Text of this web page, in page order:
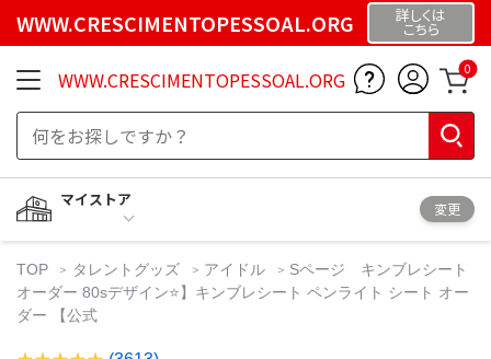
WWW.CRESCIMENTOPESSOAL.ORG 詳しくは
こちら
WWW.CRESCIMENTOPESSOAL.ORG 0
マイストア
変更
TOP タレントグッズ アイドル
Sページ キンブレシート
オーダー 80sデザイン⭐️】キンブレシート ペンライト シート オー
ダー 【公式